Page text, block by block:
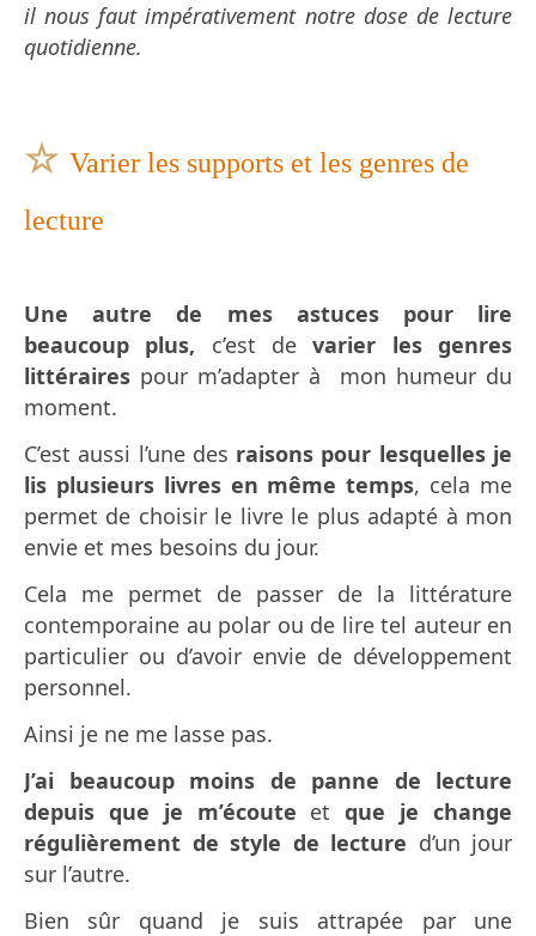
il nous faut impérativement notre dose de lecture
quotidienne.
☆ Varier les supports et les genres de
lecture
Une autre de mes astuces pour lire
beaucoup plus, c’est devarier
les genres
littéraires pour m’adapter à mon humeur du
moment.
C’est aussi l’une des raisons pour lesquelles je
lis plusieurs livres en même temps, cela me
permet de choisir le livre le plus adapté à mon
envie et mes besoins du jour.
Cela me permet de passer de la littérature
contemporaine au polar ou de lire tel auteur en
particulier ou d’avoir envie de développement
personnel.
Ainsi je ne me lasse pas.
J’ai beaucoup moins de panne de lecture
depuis que je m’écoute etque je change
régulièrement de style de lecture d’un jour
sur l’autre.
Bien sûr quand je suis attrapée par une